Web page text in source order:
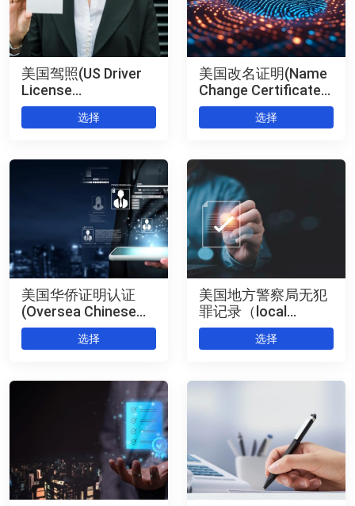
美国驾照(US Driver
License
Authentication) 公证
+海牙认证选择
美国改名证明(Name
Change Certificate
Authentication) 公证
+海牙认证选择
美国华侨证明认证
(Oversea Chinese
Identity
Authentication) 公证
选择
美国地方警察局无犯
罪记录（local
Criminal Record
Check
证+海牙认证
选择